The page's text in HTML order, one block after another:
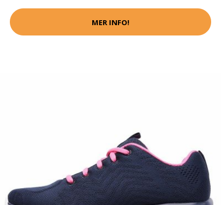
MER INFO!